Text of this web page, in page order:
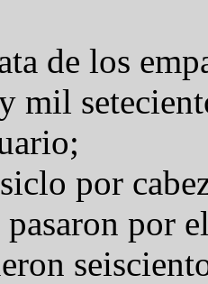
de los
mil
por
por